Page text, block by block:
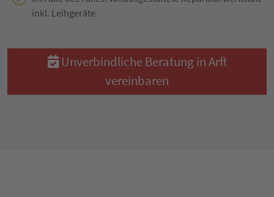
inkl. Leihgeräte
Unverbindliche Beratung in Arft
vereinbaren